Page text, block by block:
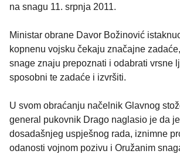
na snagu 11. srpnja 2011.
Ministar obrane Davor Božinović
kopnenu vojsku čekaju značajne
snage znaju prepoznati i odabrati vrsne
sposobni te zadaće i izvršiti.
U svom obraćanju načelnik Glavnog
general pukovnik Drago naglasio je da
dosadašnjeg uspješnog rada, iznimne
odanosti vojnom pozivu i Oružanim